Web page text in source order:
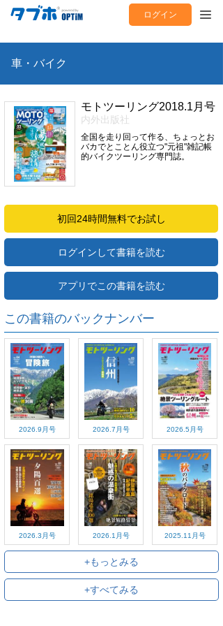
ログイン
車・バイク
モトツーリング2018.1月号
内外出版社
全国を走り回って作る、ちょっとお
バカでとことん役立つ"元祖"雑記帳
的バイクツーリング専門誌。
初回24時間無料でお試し
ログインして書籍を読む
アプリでこの書籍を読む
この書籍のバックナンバー
2026.9月号 2026.7月号 2026.5月号
2026.3月号 2026.1月号 2025.11月号
+もっとみる
+すべてみる